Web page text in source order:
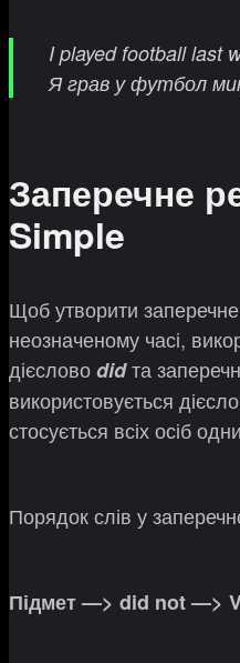
I played football last
Я грав у футбол
Заперечне
Simple
Щоб утворити
неозначеному часі,
дієсловоdidта
використовується
стосується всіх осіб
Порядок слів у
Підмет —> did not —>